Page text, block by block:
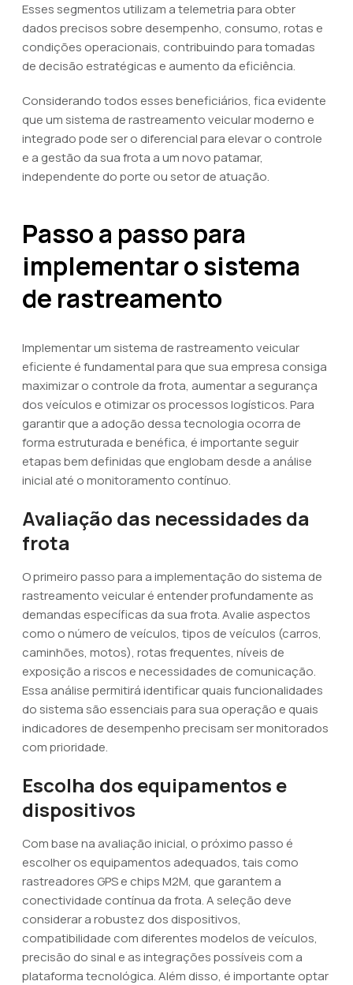
Esses segmentos utilizam a telemetria para obter
dados precisos sobre desempenho, consumo, rotas e
condições operacionais, contribuindo para tomadas
de decisão estratégicas e aumento da eficiência.
Considerando todos esses beneficiários, fica evidente
que um sistema de rastreamento veicular moderno e
integrado pode ser o diferencial para elevar o controle
e a gestão da sua frota a um novo patamar,
independente do porte ou setor de atuação.
Passo a passo para
implementar o sistema
de rastreamento
Implementar um sistema de rastreamento veicular
eficiente é fundamental para que sua empresa consiga
maximizar o controle da frota, aumentar a segurança
dos veículos e otimizar os processos logísticos. Para
garantir que a adoção dessa tecnologia ocorra de
forma estruturada e benéfica, é importante seguir
etapas bem definidas que englobam desde a análise
inicial até o monitoramento contínuo.
Avaliação das necessidades da
frota
O primeiro passo para a implementação do sistema de
rastreamento veicular é entender profundamente as
demandas específicas da sua frota. Avalie aspectos
como o número de veículos, tipos de veículos (carros,
caminhões, motos), rotas frequentes, níveis de
exposição a riscos e necessidades de comunicação.
Essa análise permitirá identificar quais funcionalidades
do sistema são essenciais para sua operação e quais
indicadores de desempenho precisam ser monitorados
com prioridade.
Escolha dos equipamentos e
dispositivos
Com base na avaliação inicial, o próximo passo é
escolher os equipamentos adequados, tais como
rastreadores GPS e chips M2M, que garantem a
conectividade contínua da frota. A seleção deve
considerar a robustez dos dispositivos,
compatibilidade com diferentes modelos de veículos,
precisão do sinal e as integrações possíveis com a
plataforma tecnológica. Além disso, é importante optar